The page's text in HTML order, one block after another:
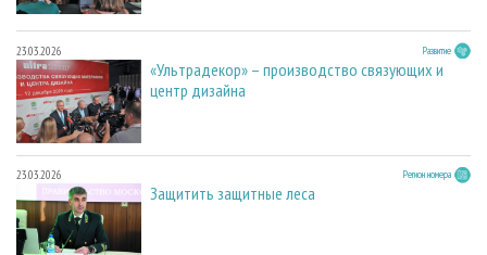
23.03.2026 Развитие
«Ультрадекор» – производство связующих и
центр дизайна
23.03.2026 Регион номера
Защитить защитные леса